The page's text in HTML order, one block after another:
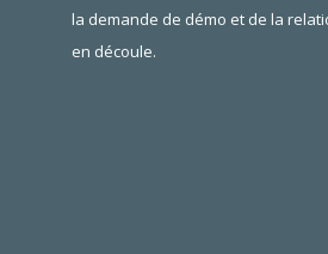
la demande de démo et de la
en découle.